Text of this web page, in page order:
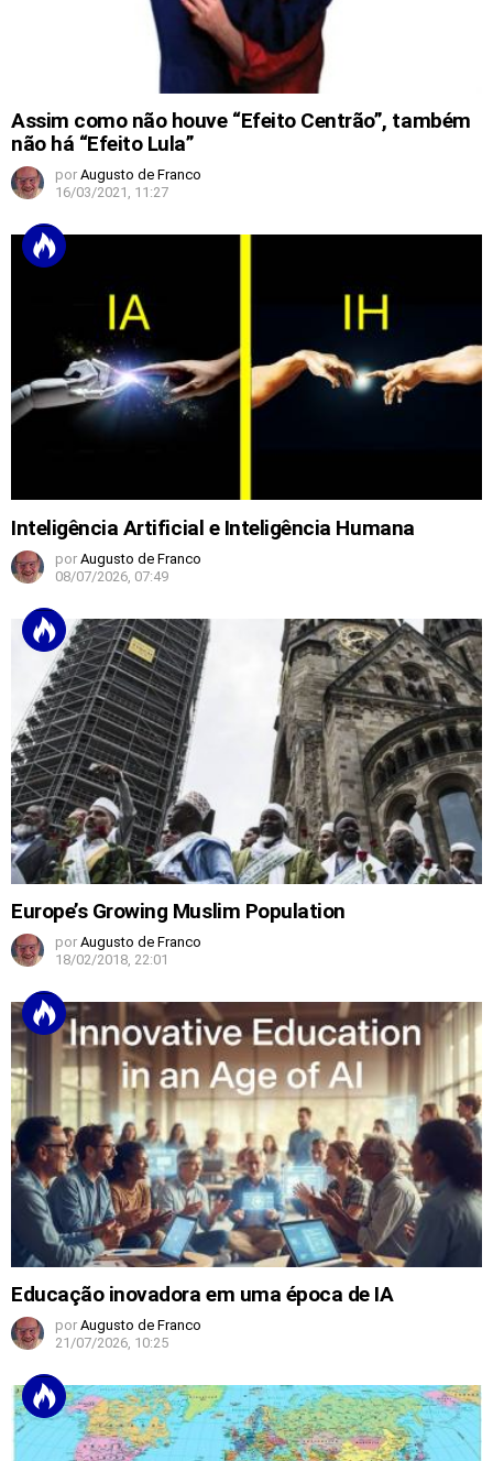
Assim como não houve “Efeito Centrão”, também
não há “Efeito Lula”
por Augusto de Franco
16/03/2021, 11:27
Inteligência Artificial e Inteligência Humana
por Augusto de Franco
08/07/2026, 07:49
Europe’s Growing Muslim Population
por Augusto de Franco
18/02/2018, 22:01
Educação inovadora em uma época de IA
por Augusto de Franco
21/07/2026, 10:25